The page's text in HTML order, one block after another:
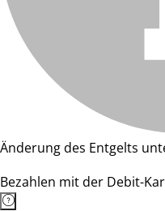
Änderung des Entgelts
Bezahlen mit der Debit-